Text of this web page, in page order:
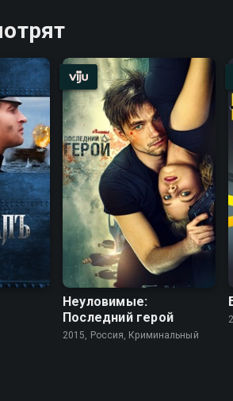
Неуловимые:
Последний герой
2015, Россия, Криминальный